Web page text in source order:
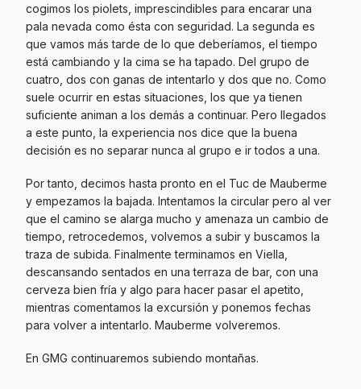
cogimos los piolets, imprescindibles para encarar una
pala nevada como ésta con seguridad. La segunda es
que vamos más tarde de lo que deberíamos, el tiempo
está cambiando y la cima se ha tapado. Del grupo de
cuatro, dos con ganas de intentarlo y dos que no. Como
suele ocurrir en estas situaciones, los que ya tienen
suficiente animan a los demás a continuar. Pero llegados
a este punto, la experiencia nos dice que la buena
decisión es no separar nunca al grupo e ir todos a una.
Por tanto, decimos hasta pronto en el Tuc de Mauberme
y empezamos la bajada. Intentamos la circular pero al ver
que el camino se alarga mucho y amenaza un cambio de
tiempo, retrocedemos, volvemos a subir y buscamos la
traza de subida. Finalmente terminamos en Viella,
descansando sentados en una terraza de bar, con una
cerveza bien fría y algo para hacer pasar el apetito,
mientras comentamos la excursión y ponemos fechas
para volver a intentarlo. Mauberme volveremos.
En GMG continuaremos subiendo montañas.